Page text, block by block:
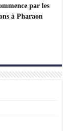
par les